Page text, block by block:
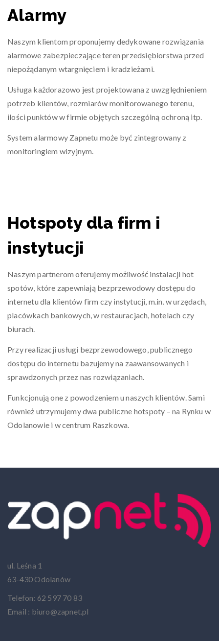
Alarmy
Naszym klientom proponujemy dedykowane rozwiązania
alarmowe zabezpieczające teren przedsiębiorstwa przed
niepożądanym wtargnięciem i kradzieżami.
Usługa każdorazowo jest projektowana z uwzględnieniem
potrzeb klientów, rozmiarów monitorowanego terenu,
ilości punktów w firmie objętych szczególną ochroną itp.
System alarmowy Zapnetu może być zintegrowany z
monitoringiem wizyjnym.
Hotspoty dla firm i
instytucji
Naszym partnerom oferujemy możliwość instalacji hot
spotów, które zapewniają bezprzewodowy dostępu do
internetu dla klientów firm czy instytucji, m.in. w urzędach,
placówkach bankowych, w restauracjach, hotelach czy
biurach.
Przy realizacji usługi bezprzewodowego, publicznego
dostępu do internetu bazujemy na zaawansowanych i
sprawdzonych przez nas rozwiązaniach.
Funkcjonują one z powodzeniem u naszych klientów. Sami
również utrzymujemy dwa publiczne hotspoty – na Rynku w
Odolanowie i w centrum Raszkowa.
ul. Leśna 1
63-430 Odolanów
Telefon: 62 597 70 83
Email : biuro@zapnet.pl